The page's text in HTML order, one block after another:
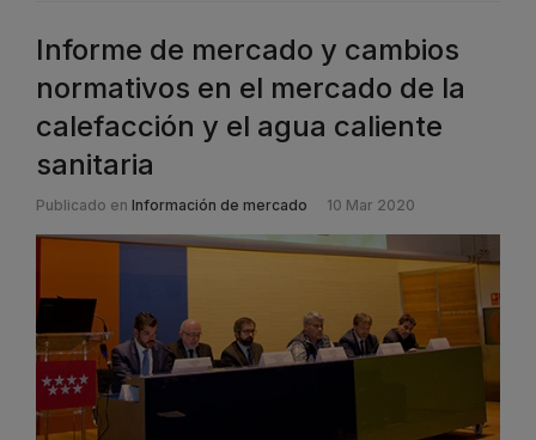
Informe de mercado y cambios
normativos en el mercado de la
calefacción y el agua caliente
sanitaria
Publicado en Información de mercado 10 Mar 2020